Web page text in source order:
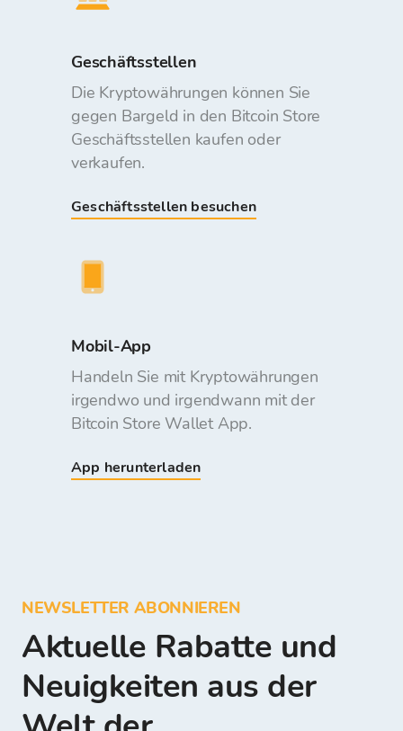
Geschäftsstellen
Die Kryptowährungen können Sie
gegen Bargeld in den Bitcoin Store
Geschäftsstellen kaufen oder
verkaufen.
Geschäftsstellen besuchen
Mobil-App
Handeln Sie mit Kryptowährungen
irgendwo und irgendwann mit der
Bitcoin Store Wallet App.
App herunterladen
NEWSLETTER ABONNIEREN
Aktuelle Rabatte und
Neuigkeiten aus der